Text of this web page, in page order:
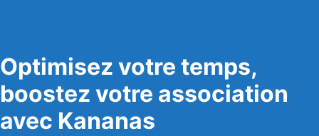
Optimisez votre temps,
boostez votre association
avec Kananas